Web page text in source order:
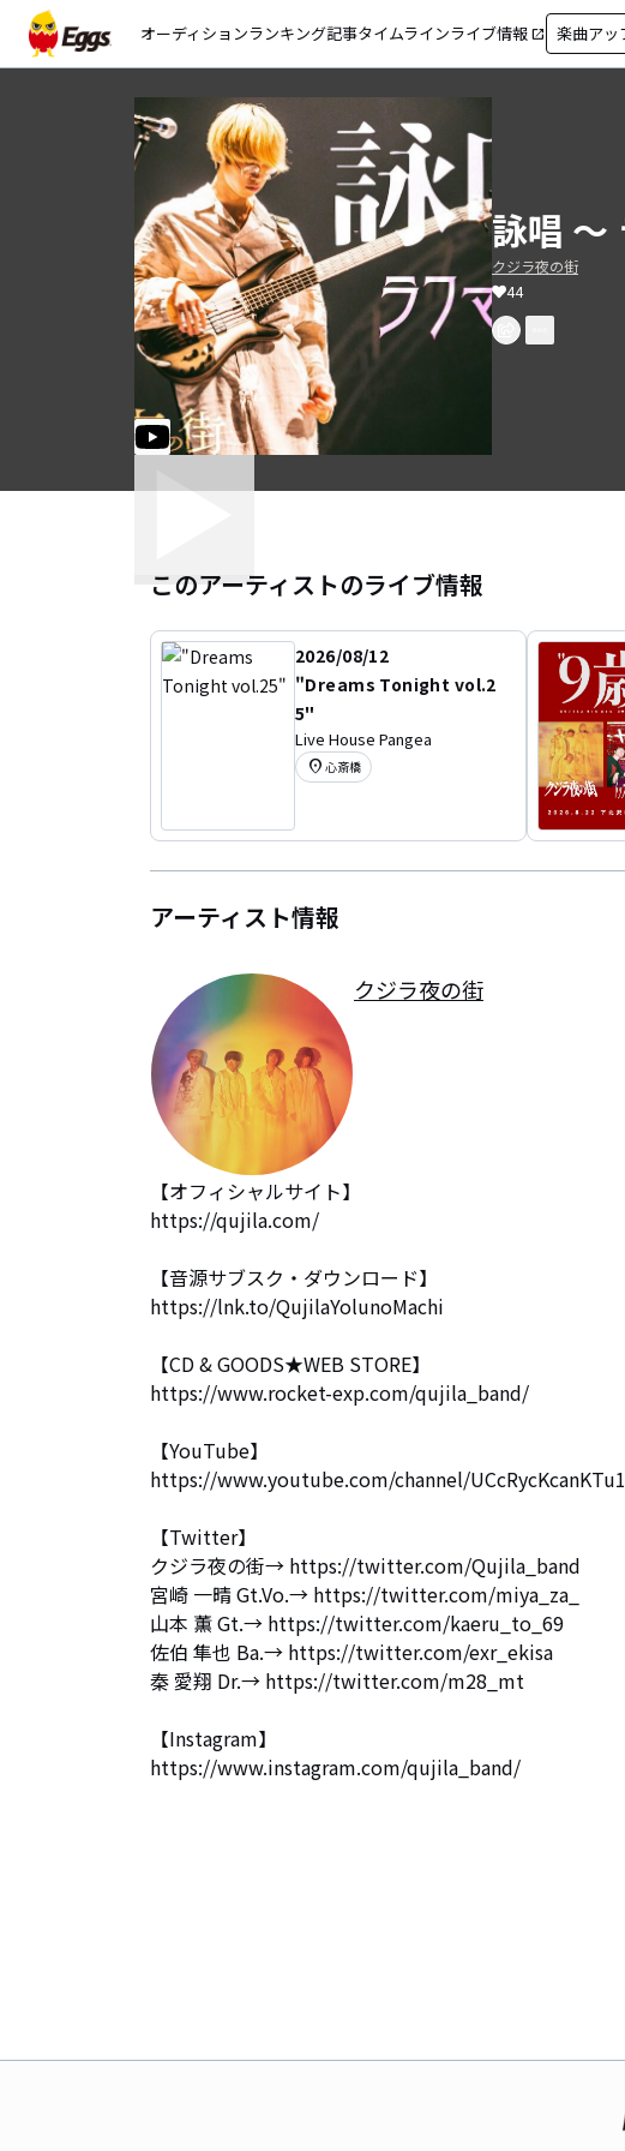
オーディションランキング記事タイムラインライブ情報 open_in_new 楽曲アッ
詠唱 ～
クジラ夜の街
44
このアーティストのライブ情報
2026/08/12
"Dreams Tonight vol.2
5"
Live House Pangea
location_on 心斎橋
アーティスト情報
クジラ夜の街
【オフィシャルサイト】
https://qujila.com/
【音源サブスク・ダウンロード】
https://lnk.to/QujilaYolunoMachi
【CD & GOODS★WEB STORE】
https://www.rocket-exp.com/qujila_band/
【YouTube】
https://www.youtube.com/channel/
【Twitter】
クジラ夜の街→ https://twitter.com/Qujila_band
宮崎 一晴 Gt.Vo.→ https://twitter.com/miya_za_
山本 薫 Gt.→ https://twitter.com/kaeru_to_69
佐伯 隼也 Ba.→ https://twitter.com/exr_ekisa
秦 愛翔 Dr.→ https://twitter.com/m28_mt
【Instagram】
https://www.instagram.com/qujila_band/